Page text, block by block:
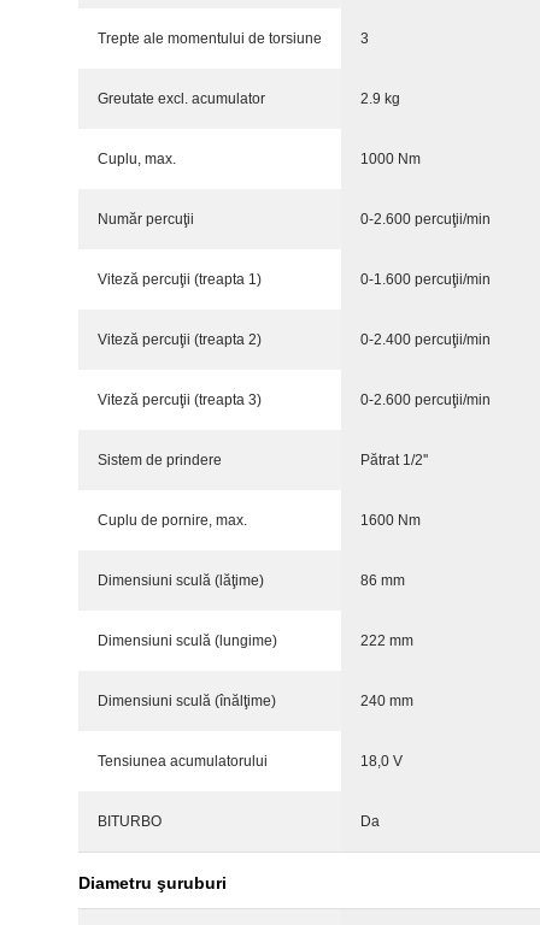
Trepte ale momentului de torsiune 3
Greutate excl. acumulator 2.9 kg
Cuplu, max. 1000 Nm
Număr percuţii 0-2.600 percuţii/min
Viteză percuţii (treapta 1) 0-1.600 percuţii/min
Viteză percuţii (treapta 2) 0-2.400 percuţii/min
Viteză percuţii (treapta 3) 0-2.600 percuţii/min
Sistem de prindere Pătrat 1/2''
Cuplu de pornire, max. 1600 Nm
Dimensiuni sculă (lăţime) 86 mm
Dimensiuni sculă (lungime) 222 mm
Dimensiuni sculă (înălţime) 240 mm
Tensiunea acumulatorului 18,0 V
BITURBO Da
Diametru şuruburi